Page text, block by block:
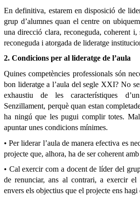
En definitiva, estarem en disposició de
grup d’alumnes quan el centre on
una direcció clara, reconeguda, coherent i,
reconeguda i atorgada de lideratge
2. Condicions per al lideratge de l’aula
Quines competències professionals són
bon lideratge a l’aula del segle XXI? No
exhaustiu de les característiques
Senzillament, perquè quan estan
ha ningú que les pugui complir totes.
apuntar unes condicions mínimes.
• Per liderar l’aula de manera efectiva es
projecte que, alhora, ha de ser coherent
• Cal exercir com a docent de líder del
de renunciar, ans al contrari, a exercir
envers els objectius que el projecte ens